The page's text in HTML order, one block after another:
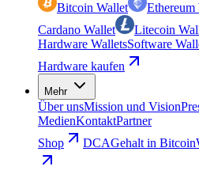
Bitcoin Wallet Ethereum
Cardano Wallet
Litecoin
Hardware WalletsSoftware
Hardware kaufen
Mehr
Über unsMission und Vision
MedienKontaktPartner
Shop
DCAGehalt in Bitcoin